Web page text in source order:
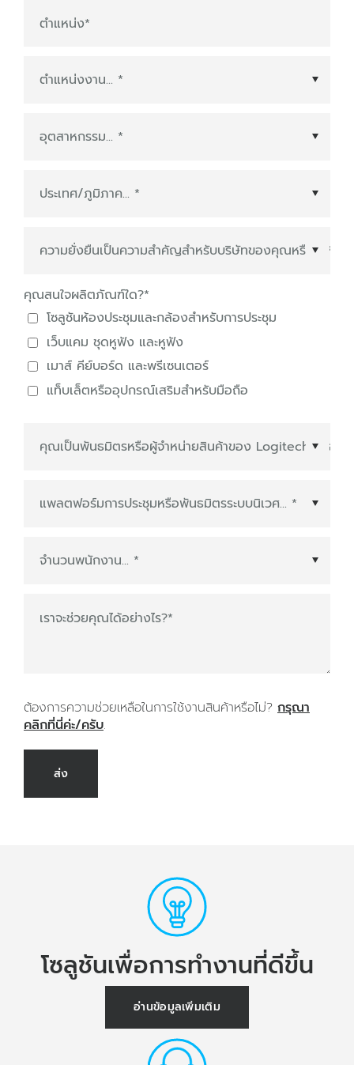
ตำแหน่ง*
ประเทศ/ภูมิภาค
คุณสนใจผลิตภัณฑ์ใด?*
โซลูชันห้องประชุมและกล้องสำหรับการประชุม
เว็บแคม ชุดหูฟัง และหูฟัง
เมาส์ คีย์บอร์ด และพรีเซนเตอร์
แท็บเล็ตหรืออุปกรณ์เสริมสำหรับมือถือ
แพลตฟอร์มการประชุมหรือพันธมิตรระบบนิเวศ
เราจะช่วยคุณได้อย่างไร?*
ต้องการความช่วยเหลือในการใช้งานสินค้าหรือไม่? กรุณา
คลิกที่นี่ค่ะ/ครับ.
ส่ง
โซลูชันเพื่อการทำงานที่ดีขึ้น
อ่านข้อมูลเพิ่มเติม